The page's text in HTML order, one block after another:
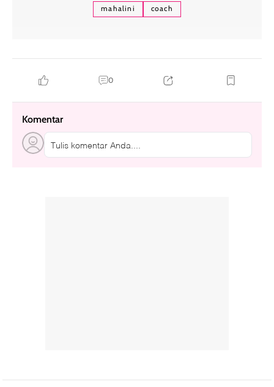
mahalini coach
0
Komentar
Tulis komentar Anda....